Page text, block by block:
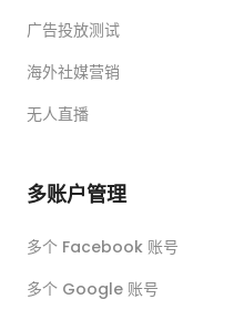
广告投放测试
海外社媒营销
无人直播
多账户管理
多个 Facebook 账号
多个 Google 账号